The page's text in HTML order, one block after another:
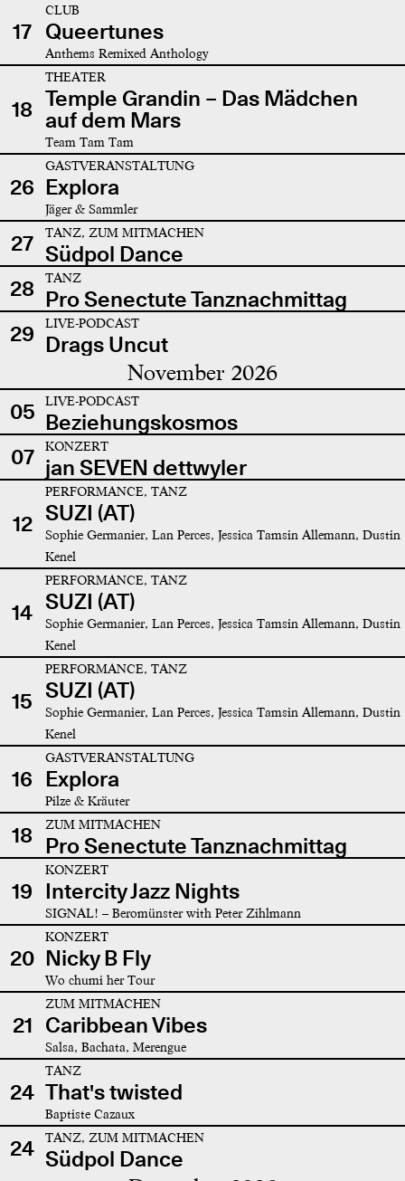
17
CLUB
Queertunes
Anthems Remixed Anthology
18
THEATER
Temple Grandin – Das Mädchen
auf dem Mars
Team Tam Tam
26
GASTVERANSTALTUNG
Explora
Jäger & Sammler
27 TANZ, ZUM MITMACHEN
Südpol Dance
28
TANZ
Pro Senectute Tanznachmittag
29
LIVE-PODCAST
Drags Uncut
November 2026
05 LIVE-PODCAST
Beziehungskosmos
07
KONZERT
jan SEVEN dettwyler
12
PERFORMANCE, TANZ
SUZI (AT)
Sophie Germanier, Lan Perces, Jessica Tamsin Allemann, Dustin
Kenel
14
PERFORMANCE, TANZ
SUZI (AT)
Sophie Germanier, Lan Perces, Jessica Tamsin Allemann, Dustin
Kenel
15
PERFORMANCE, TANZ
SUZI (AT)
Sophie Germanier, Lan Perces, Jessica Tamsin Allemann, Dustin
Kenel
16
GASTVERANSTALTUNG
Explora
Pilze & Kräuter
18 ZUM MITMACHEN
Pro Senectute Tanznachmittag
19
KONZERT
Intercity Jazz Nights
SIGNAL! – Beromünster with Peter Zihlmann
20
KONZERT
Nicky B Fly
Wo chumi her Tour
21
ZUM MITMACHEN
Caribbean Vibes
Salsa, Bachata, Merengue
24
TANZ
That's twisted
Baptiste Cazaux
24 TANZ, ZUM MITMACHEN
Südpol Dance